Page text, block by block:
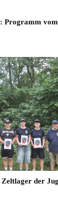
vom
Zeltlager der